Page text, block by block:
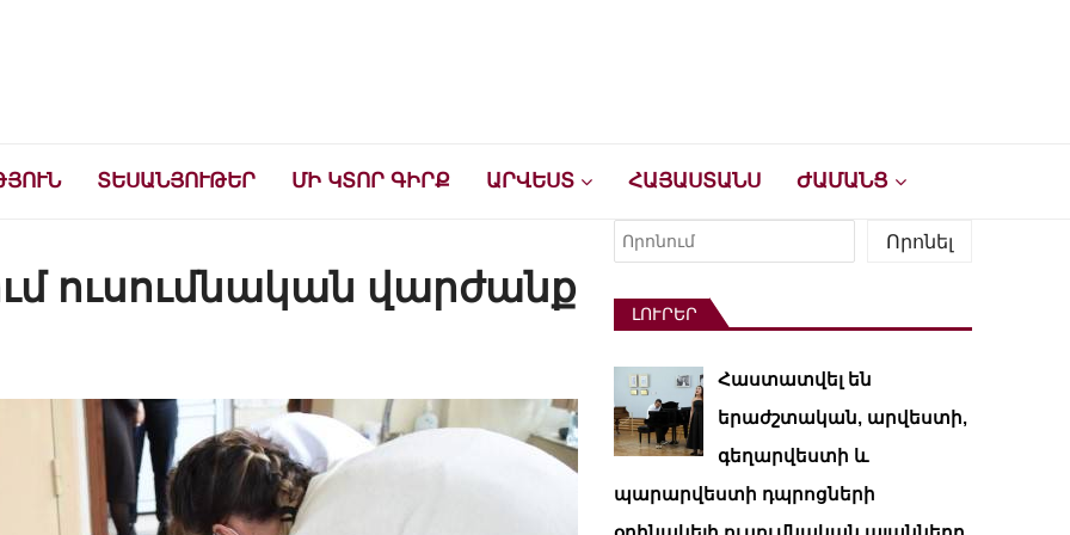
ՏԵՍԱՆՅՈՒԹԵՐ ՄԻ ԿՏՈՐ ԳԻՐՔ ԱՐՎԵՍՏ ՀԱՅԱՍՏԱՆՍ ԺԱՄԱՆՑ
ուսումնական վարժանք
Որոնել
Որոնել
ԼՈՒՐԵՐ
Հաստատվել են
երաժշտական, արվեստի,
գեղարվեստի և
պարարվեստի դպրոցների